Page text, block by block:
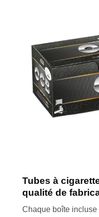
Tubes à
qualité de
Chaque boîte incluse